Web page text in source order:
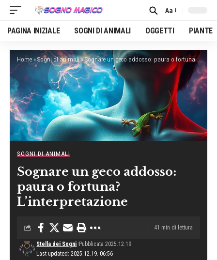
Font
Resizer
Aa
PAGINA INIZIALE SOGNI DI ANIMALI OGGETTI PIANTE
Home »Sogni di animali»Sognare un geco addosso: paura o fortuna? L’interpretazione
SOGNI DI ANIMALI
Sognare un geco addosso:
paura o fortuna?
L’interpretazione
Last updated: 2025.12.19. 06:56
Stella dei Sogni Pubblicata 2025.12.19.
41 min di lettura